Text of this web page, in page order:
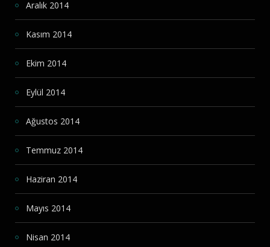
Aralık 2014
Kasım 2014
Ekim 2014
Eylül 2014
Ağustos 2014
Temmuz 2014
Haziran 2014
Mayıs 2014
Nisan 2014